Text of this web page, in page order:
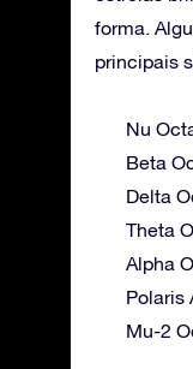
forma.
principais
Nu
Beta
Delta
Theta
Alpha
Polaris
Mu-2